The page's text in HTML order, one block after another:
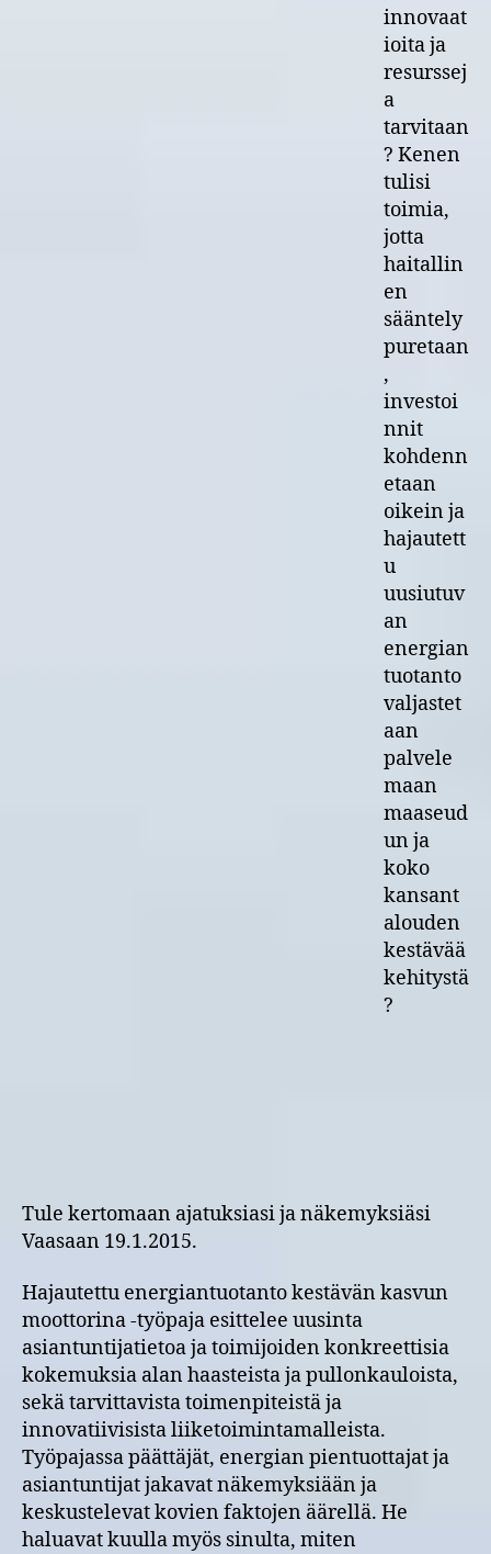
innovaat
ioita ja
resurssej
a
tarvitaan
? Kenen
tulisi
toimia,
jotta
haitallin
en
sääntely
puretaan
,
investoi
nnit
kohdenn
etaan
oikein ja
hajautett
u
uusiutuv
an
energian
tuotanto
valjastet
aan
palvele
maan
maaseud
un ja
koko
kansant
alouden
kestävää
kehitystä
?
Tule kertomaan ajatuksiasi ja näkemyksiäsi
Vaasaan 19.1.2015.
Hajautettu energiantuotanto kestävän kasvun
moottorina -työpaja esittelee uusinta
asiantuntijatietoa ja toimijoiden konkreettisia
kokemuksia alan haasteista ja pullonkauloista,
sekä tarvittavista toimenpiteistä ja
innovatiivisista liiketoimintamalleista.
Työpajassa päättäjät, energian pientuottajat ja
asiantuntijat jakavat näkemyksiään ja
keskustelevat kovien faktojen äärellä. He
haluavat kuulla myös sinulta, miten